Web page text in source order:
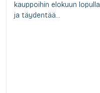
kauppoihin elokuun lopulla
ja täydentää...